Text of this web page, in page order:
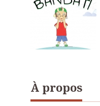
À propos